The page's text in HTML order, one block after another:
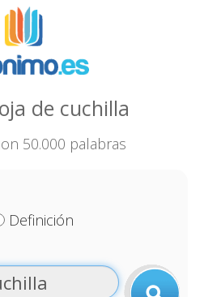
de cuchilla
50.000 palabras
Definición